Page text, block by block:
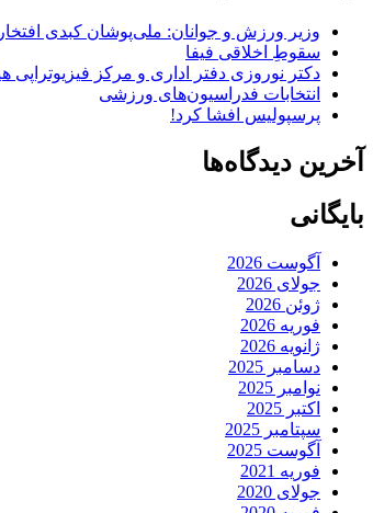
وزیر ورزش و جوانان: ملی‌پوشان کبدی
سقوطِ اخلاقی فیفا
دکتر نوروزی دفتر اداری و مرکز
انتخابات فدراسیون‌های ورزشی
پرسپولیس افشا کرد!
آخرین دیدگاه‌ها
بایگانی
آگوست 2026
جولای 2026
ژوئن 2026
فوریه 2026
ژانویه 2026
دسامبر 2025
نوامبر 2025
اکتبر 2025
سپتامبر 2025
آگوست 2025
فوریه 2021
جولای 2020